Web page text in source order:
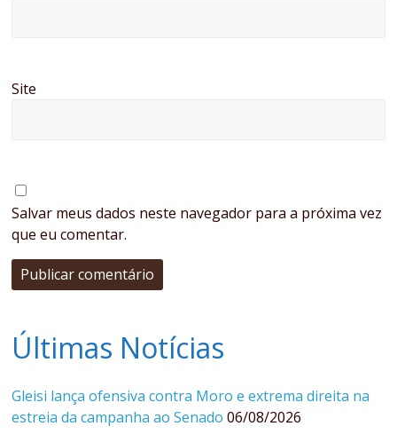
Site
Salvar meus dados neste navegador para a próxima vez
que eu comentar.
Últimas Notícias
Gleisi lança ofensiva contra Moro e extrema direita na
estreia da campanha ao Senado 06/08/2026